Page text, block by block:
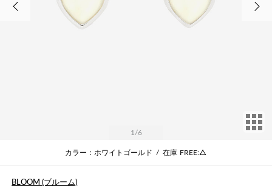
1 /6
カラー：ホワイトゴールド / 在庫 FREE:△
BLOOM (ブルーム)